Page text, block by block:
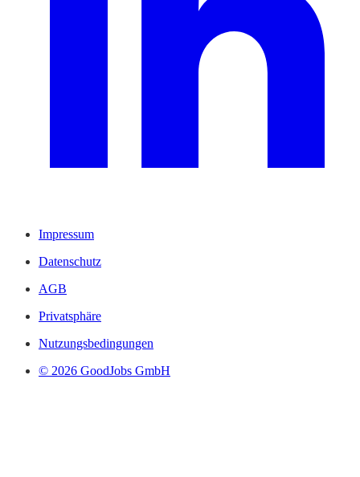
Impressum
Datenschutz
AGB
Privatsphäre
Nutzungsbedingungen
© 2026 GoodJobs GmbH